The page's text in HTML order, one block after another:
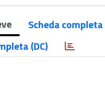
Scheda completa
(DC)